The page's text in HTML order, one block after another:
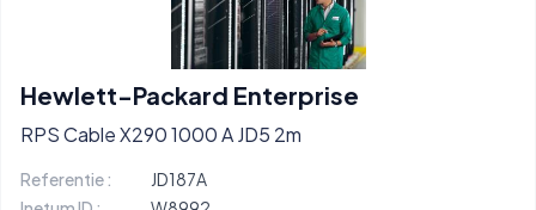
Hewlett-Packard Enterprise
RPS Cable X290 1000 A JD5 2m
Referentie :
JD187A